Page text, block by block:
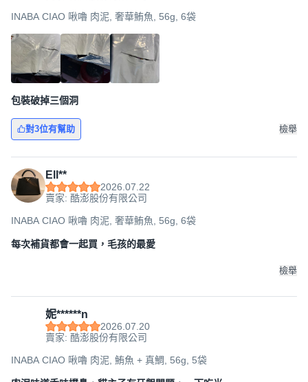
INABA CIAO 啾嚕 肉泥, 奢華鮪魚, 56g, 6袋
包裝破掉三個洞
對3位有幫助 檢舉
Ell**
2026.07.22
賣家: 酷澎股份有限公司
INABA CIAO 啾嚕 肉泥, 奢華鮪魚, 56g, 6袋
每次補貨都會一起買，毛孩的最愛
檢舉
妮******n
2026.07.20
賣家: 酷澎股份有限公司
INABA CIAO 啾嚕 肉泥, 鮪魚 + 真鯛, 56g, 5袋